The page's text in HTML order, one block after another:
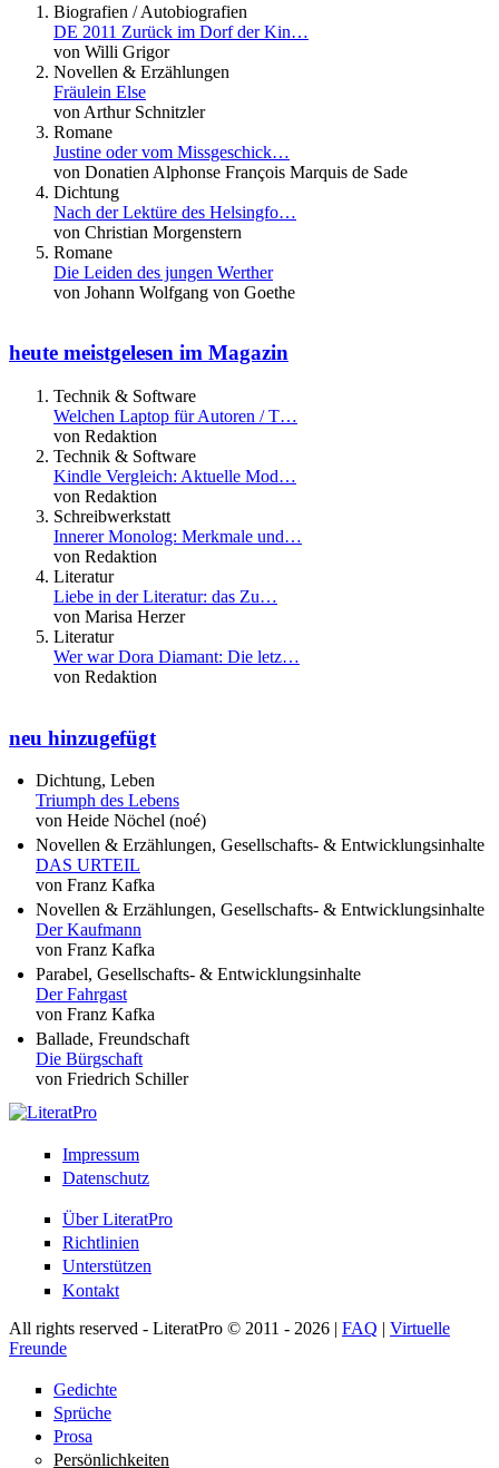
Biografien / Autobiografien
DE 2011 Zurück im Dorf der Kin…
von Willi Grigor
Novellen & Erzählungen
Fräulein Else
von Arthur Schnitzler
Romane
Justine oder vom Missgeschick…
von Donatien Alphonse François Marquis de Sade
Dichtung
Nach der Lektüre des Helsingfo…
von Christian Morgenstern
Romane
Die Leiden des jungen Werther
von Johann Wolfgang von Goethe
heute meistgelesen im Magazin
Technik & Software
Welchen Laptop für Autoren / T…
von Redaktion
Technik & Software
Kindle Vergleich: Aktuelle Mod…
von Redaktion
Schreibwerkstatt
Innerer Monolog: Merkmale und…
von Redaktion
Literatur
Liebe in der Literatur: das Zu…
von Marisa Herzer
Literatur
Wer war Dora Diamant: Die letz…
von Redaktion
neu hinzugefügt
Dichtung, Leben
Triumph des Lebens
von Heide Nöchel (noé)
Novellen & Erzählungen, Gesellschafts- & Entwicklungsinhalte
DAS URTEIL
von Franz Kafka
Novellen & Erzählungen, Gesellschafts- & Entwicklungsinhalte
Der Kaufmann
von Franz Kafka
Parabel, Gesellschafts- & Entwicklungsinhalte
Der Fahrgast
von Franz Kafka
Ballade, Freundschaft
Die Bürgschaft
von Friedrich Schiller
Impressum
Datenschutz
Über LiteratPro
Richtlinien
Unterstützen
Kontakt
All rights reserved - LiteratPro © 2011 - 2026 | FAQ | Virtuelle
Freunde
Gedichte
Sprüche
Prosa
Persönlichkeiten